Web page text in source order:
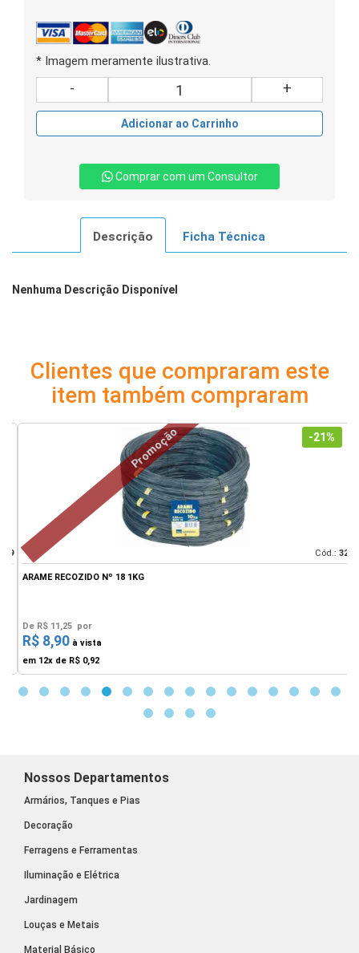
* Imagem meramente ilustrativa.
- +
Adicionar ao Carrinho
Comprar com um Consultor
Descrição Ficha Técnica
Nenhuma Descrição Disponível
Clientes que compraram este
item também compraram
-21%
Promoção
Cód.: 32
ARAME RECOZIDO Nº 18 1KG
DeR$ 11,25 por
R$ 8,90 à vista
em 12x deR$ 0,92
Nossos Departamentos
Armários, Tanques e Pias
Decoração
Ferragens e Ferramentas
Iluminação e Elétrica
Jardinagem
Louças e Metais
Material Básico